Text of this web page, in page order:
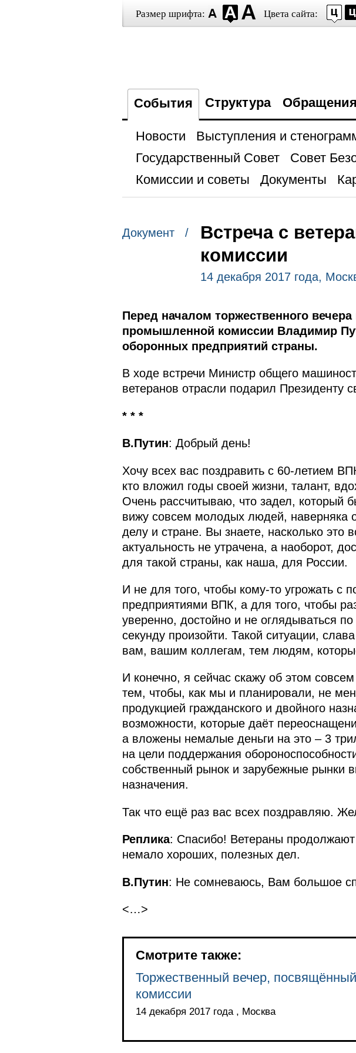
Размер шрифта: Цвета сайта:
События Структура Обращения
Новости Выступления и
Государственный Совет
Совет
Комиссии и советы
Документы
Документ /
Встреча с
комиссии
14 декабря 2017 года,
Перед началом торжественного
промышленной комиссии Владимир
оборонных предприятий страны.
В ходе встречи Министр общего
ветеранов отрасли подарил Президенту
* * *
В.Путин: Добрый день!
Хочу всех вас поздравить с 60-летием
кто вложил годы своей жизни, талант,
Очень рассчитываю, что задел, который
вижу совсем молодых людей, наверняка
делу и стране. Вы знаете, насколько
актуальность не утрачена, а наоборот,
для такой страны, как наша, для России.
И не для того, чтобы кому-то угрожать с
предприятиями ВПК, а для того, чтобы
уверенно, достойно и не оглядываться
секунду произойти. Такой ситуации,
вам, вашим коллегам, тем людям,
И конечно, я сейчас скажу об этом
тем, чтобы, как мы и планировали, не
продукцией гражданского и двойного
возможности, которые даёт
а вложены немалые деньги на это – 3
на цели поддержания
собственный рынок и зарубежные рынки
назначения.
Так что ещё раз вас всех поздравляю.
Реплика: Спасибо! Ветераны
немало хороших, полезных дел.
В.Путин: Не сомневаюсь, Вам большое
<…>
Смотрите также:
Торжественный вечер,
комиссии
14 декабря 2017 года , Москва